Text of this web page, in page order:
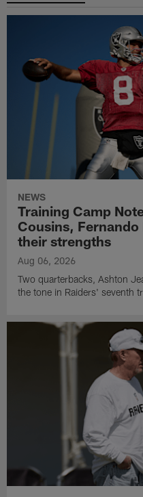
NEWS
Training Camp
Cousins,
their strengths
Aug 06, 2026
Two quarterbacks, Ashton
the tone in Raiders' seventh